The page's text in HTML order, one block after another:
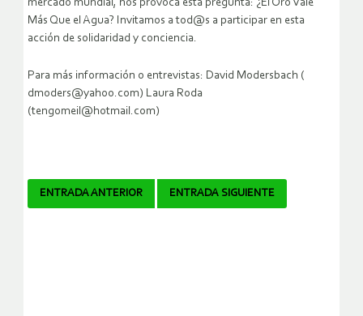
mercado mundial, nos provoca esta pregunta: ¿El Oro Vale
Más Que el Agua? Invitamos a tod@s a participar en esta
acción de solidaridad y conciencia.
Para más información o entrevistas: David Modersbach (
dmoders@yahoo.com) Laura Roda
(tengomeil@hotmail.com)
Navegador
ENTRADA ANTERIOR ENTRADA SIGUIENTE